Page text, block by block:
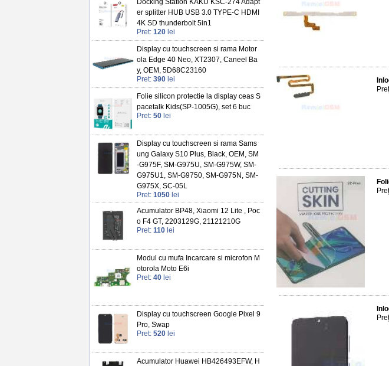
er splitter HUB USB 3.0 TYPE-C HDMI
4K SD thunderbolt 5in1
Pret: 120 lei
Display cu touchscreen si rama Motor
ola Edge 40 Neo, XT2307, Caneel Ba
y, OEM, 5D68C23160
Pret: 390 lei
Folie silicon protectie la display ceas S
pacetalk Kids(SP-1005G), set 6 buc
Pret: 50 lei
Display cu touchscreen si rama Sams
ung Galaxy S10 Plus, Black, OEM, SM
-G975F, SM-G975U, SM-G975W, SM-
G975U1, SM-G9750, SM-G975N, SM-
G975X, SC-05L
Pret: 1050 lei
Acumulator BP48, Xiaomi 12 Lite , Poc
o F4 GT, 2203129G, 21121210G
Pret: 110 lei
Modul cu mufa Incarcare si microfon M
otorola Moto E6i
Pret: 40 lei
Display cu touchscreen Google Pixel 9
Pro, Swap
Pret: 520 lei
Acumulator Huawei HB426493EFW, H